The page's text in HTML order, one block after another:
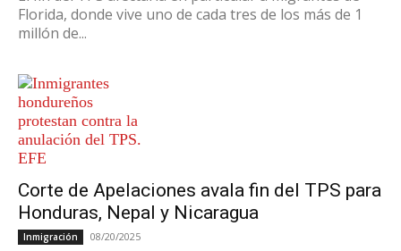
Florida, donde vive uno de cada tres de los más de 1
millón de...
Corte de Apelaciones avala fin del TPS para
Honduras, Nepal y Nicaragua
Inmigración 08/20/2025